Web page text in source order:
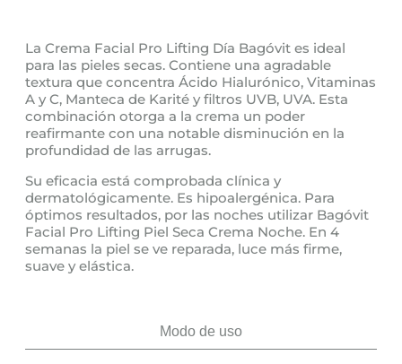
Modo de uso
La Crema Facial Pro Lifting Día Bagóvit es ideal
para las pieles secas. Contiene una agradable
textura que concentra Ácido Hialurónico, Vitaminas
A y C, Manteca de Karité y filtros UVB, UVA. Esta
combinación otorga a la crema un poder
reafirmante con una notable disminución en la
profundidad de las arrugas.
Su eficacia está comprobada clínica y
dermatológicamente. Es hipoalergénica. Para
óptimos resultados, por las noches utilizar Bagóvit
Facial Pro Lifting Piel Seca Crema Noche. En 4
semanas la piel se ve reparada, luce más firme,
suave y elástica.